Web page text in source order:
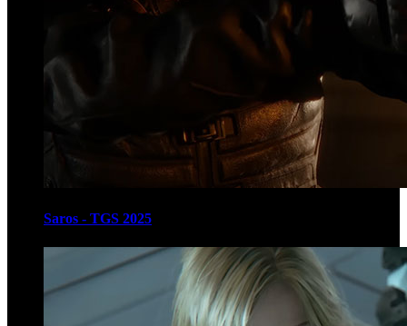
Saros - TGS 2025